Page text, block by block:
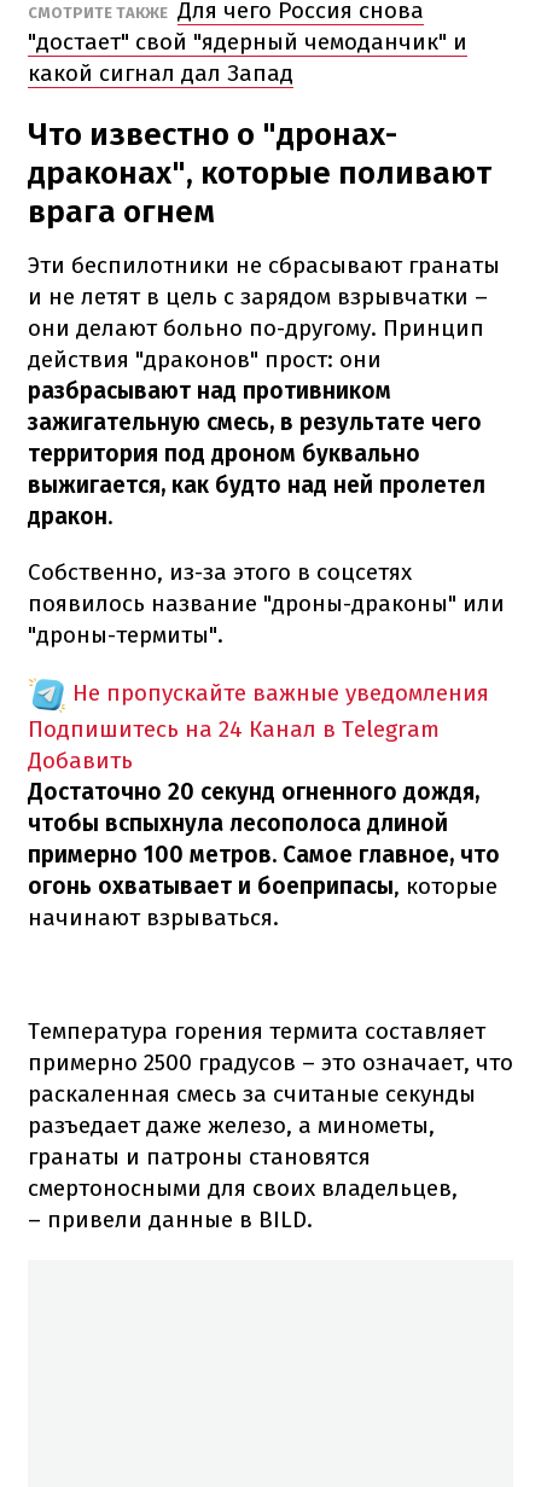
СМОТРИТЕ ТАКЖЕ Для чего Россия снова
"достает" свой "ядерный чемоданчик" и
какой сигнал дал Запад
Что известно о "дронах-
драконах", которые поливают
врага огнем
Эти беспилотники не сбрасывают гранаты
и не летят в цель с зарядом взрывчатки –
они делают больно по-другому. Принцип
действия "драконов" прост: они
разбрасывают над противником
зажигательную смесь, в результате чего
территория под дроном буквально
выжигается, как будто над ней пролетел
дракон.
Собственно, из-за этого в соцсетях
появилось название "дроны-драконы" или
"дроны-термиты".
Не пропускайте важные уведомления
Подпишитесь на 24 Канал в Telegram
Добавить
Достаточно 20 секунд огненного дождя,
чтобы вспыхнула лесополоса длиной
примерно 100 метров. Самое главное, что
огонь охватывает и боеприпасы, которые
начинают взрываться.
Температура горения термита составляет
примерно 2500 градусов – это означает, что
раскаленная смесь за считаные секунды
разъедает даже железо, а минометы,
гранаты и патроны становятся
смертоносными для своих владельцев,
– привели данные в BILD.